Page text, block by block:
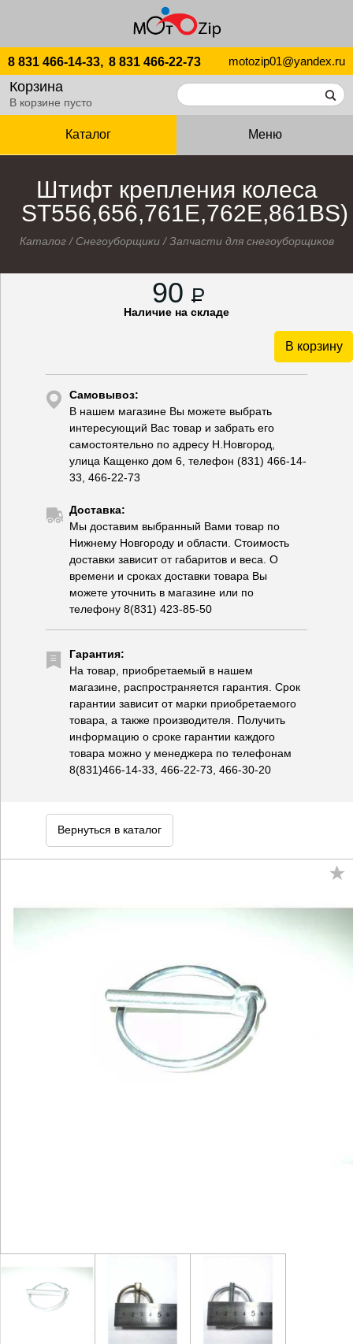
8 831 466-14-33, 8 831 466-22-73 motozip01@yandex.ru
Корзина
В корзине пусто
Каталог Меню
Штифт крепления колеса
ST556,656,761E,762E,861BS)
Каталог/ Снегоуборщики/Запчасти для снегоуборщиков
90 P
Наличие на складе
В корзину
Самовывоз:
В нашем магазине Вы можете выбрать
интересующий Вас товар и забрать его
самостоятельно по адресу Н.Новгород,
улица Кащенко дом 6, телефон (831) 466-14-
33, 466-22-73
Доставка:
Мы доставим выбранный Вами товар по
Нижнему Новгороду и области. Стоимость
доставки зависит от габаритов и веса. О
времени и сроках доставки товара Вы
можете уточнить в магазине или по
телефону 8(831) 423-85-50
Гарантия:
На товар, приобретаемый в нашем
магазине, распространяется гарантия. Срок
гарантии зависит от марки приобретаемого
товара, а также производителя. Получить
информацию о сроке гарантии каждого
товара можно у менеджера по телефонам
8(831)466-14-33, 466-22-73, 466-30-20
Вернуться в каталог